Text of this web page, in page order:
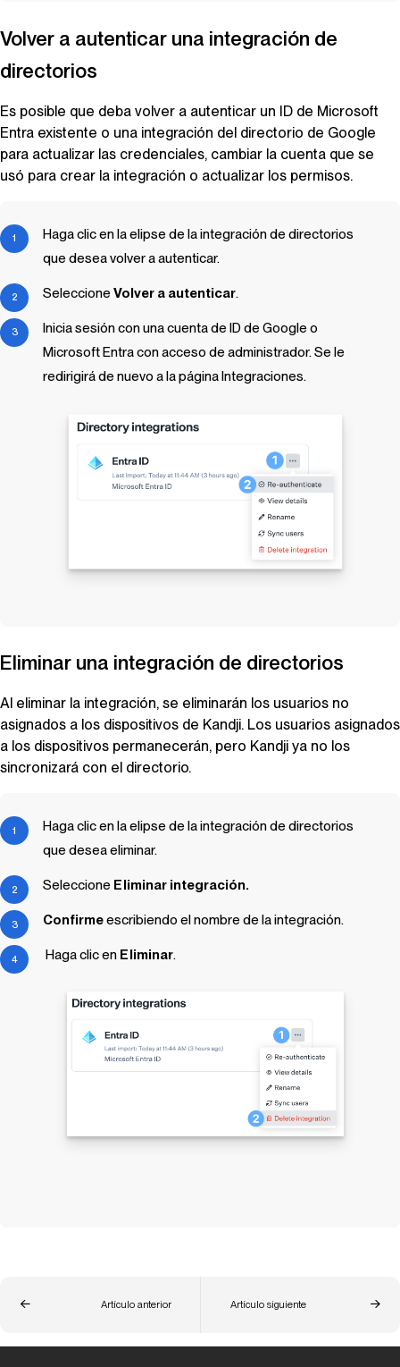
Volver a autenticar una integración de
directorios
Es posible que deba volver a autenticar un ID de Microsoft
Entra existente o una integración del directorio de Google
para actualizar las credenciales, cambiar la cuenta que se
usó para crear la integración o actualizar los permisos.
Haga clic en la elipse de la integración de directorios
que desea volver a autenticar.
Seleccione Volver a autenticar.
Inicia sesión con una cuenta de ID de Google o
Microsoft Entra con acceso de administrador. Se le
redirigirá de nuevo a la página Integraciones.
Eliminar una integración de directorios
Al eliminar la integración, se eliminarán los usuarios no
asignados a los dispositivos de Kandji. Los usuarios asignados
a los dispositivos permanecerán, pero Kandji ya no los
sincronizará con el directorio.
Haga clic en la elipse de la integración de directorios
que desea eliminar.
Seleccione Eliminar integración.
Confirmeescribiendo el nombre de la integración.
Haga clic en Eliminar.
Artículo anterior Artículo siguiente